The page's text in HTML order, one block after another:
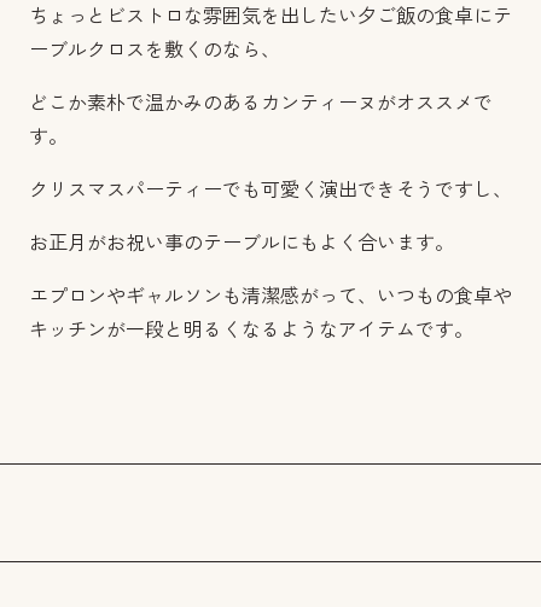
ちょっとビストロな雰囲気を出したい夕ご飯の食卓にテ
ーブルクロスを敷くのなら、
どこか素朴で温かみのあるカンティーヌがオススメで
す。
クリスマスパーティーでも可愛く演出できそうですし、
お正月がお祝い事のテーブルにもよく合います。
エプロンやギャルソンも清潔感がって、いつもの食卓や
キッチンが一段と明るくなるようなアイテムです。